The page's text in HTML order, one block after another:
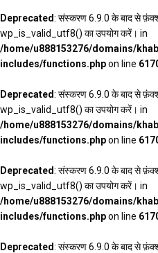
Deprecated: संस्करण 6.9.0 के बाद से
wp_is_valid_utf8() का उपयोग करें। in
/home/u888153276/domains/
includes/functions.phpon line
Deprecated: संस्करण 6.9.0 के बाद से
wp_is_valid_utf8() का उपयोग करें। in
/home/u888153276/domains/
includes/functions.phpon line
Deprecated: संस्करण 6.9.0 के बाद से
wp_is_valid_utf8() का उपयोग करें। in
/home/u888153276/domains/
includes/functions.phpon line
Deprecated: संस्करण 6.9.0 के बाद से